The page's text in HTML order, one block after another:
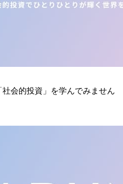
会的投資」を学んでみません